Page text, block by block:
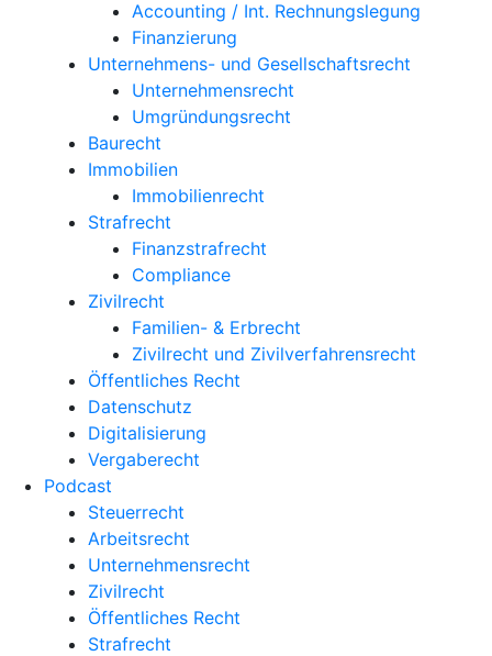
Accounting / Int. Rechnungslegung
Finanzierung
Unternehmens- und Gesellschaftsrecht
Unternehmensrecht
Umgründungsrecht
Baurecht
Immobilien
Immobilienrecht
Strafrecht
Finanzstrafrecht
Compliance
Zivilrecht
Familien- & Erbrecht
Zivilrecht und Zivilverfahrensrecht
Öffentliches Recht
Datenschutz
Digitalisierung
Vergaberecht
Podcast
Steuerrecht
Arbeitsrecht
Unternehmens­recht
Zivilrecht
Öffentliches Recht
Strafrecht